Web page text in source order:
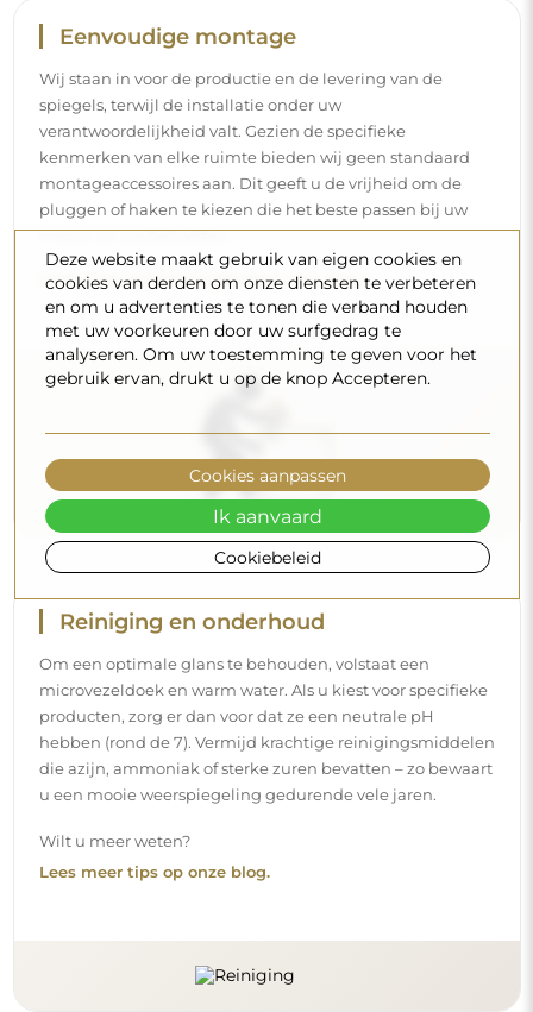
Reiniging en onderhoud
Om een optimale glans te behouden, volstaat een
microvezeldoek en warm water. Als u kiest voor specifieke
producten, zorg er dan voor dat ze een neutrale pH
die azijn, ammoniak of sterke zuren bevatten – zo bewaart
u een mooie weerspiegeling gedurende vele jaren.
Wilt u meer weten?
Lees meer tips op onze blog.
Levering aan huis
Wij bieden een leveringsservice aan huis aan, waarmee u
uw pakket rechtstreeks aan uw deur ontvangt. Voor een
meerprijs van € 40,- bieden wij ook een leveringsservice
binnenshuisaan, waarmee het pakket rechtstreeks in uw
woning wordt geleverd (voor afmetingen tot 80×120 cm of
een diameter van 100 cm). Voor grotere producten kan
een kleine assistentie worden gevraagd, zoals het openen
kiest en betaalt, zal de bezorger het pakket niet binnen in
uw woning plaatsen.
Deze website maakt gebruik van eigen cookies en
cookies van derden om onze diensten te verbeteren
en om u advertenties te tonen die verband houden
met uw voorkeuren door uw surfgedrag te
analyseren. Om uw toestemming te geven voor het
gebruik ervan, drukt u op de knop Accepteren.
Cookiebeleid
Cookies aanpassen
Ik aanvaard